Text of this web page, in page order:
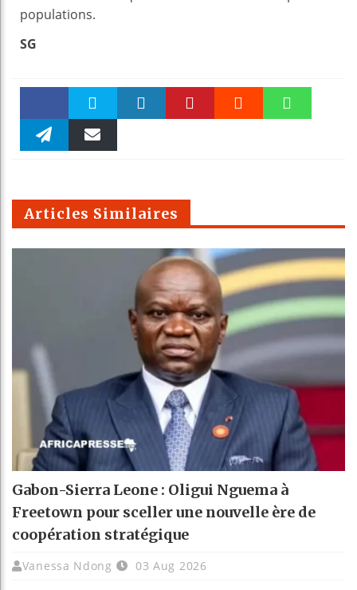
populations.
SG
Faceboo Twitter
m
Articles Similaires
Gabon-Sierra Leone : Oligui Nguema à
Freetown pour sceller une nouvelle ère de
coopération stratégique
Vanessa Ndong 03 Aug 2026